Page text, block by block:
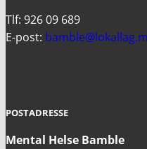
Tlf: 926 09 689
E-post:
POSTADRESSE
Mental Helse Bamble